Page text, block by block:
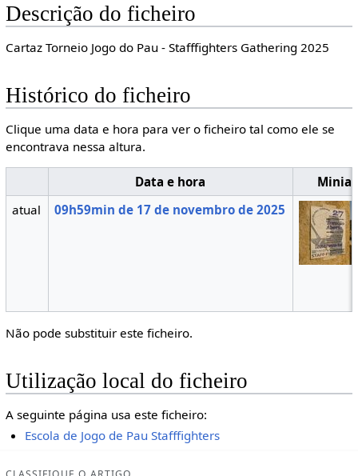
Descrição do ficheiro
Cartaz Torneio Jogo do Pau - Stafffighters Gathering 2025
Histórico do ficheiro
Clique uma data e hora para ver o ficheiro tal como ele se
encontrava nessa altura.
Data e hora
atual
09h59min de 17 de novembro de 2025
Não pode substituir este ficheiro.
Utilização local do ficheiro
A seguinte página usa este ficheiro:
Escola de Jogo de Pau Stafffighters